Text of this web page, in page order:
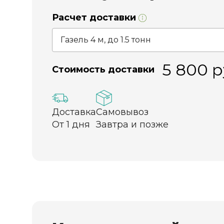
Расчет доставки
Стоимость доставки 5 800
Доставка
От 1 дня
Самовывоз
Завтра и позже